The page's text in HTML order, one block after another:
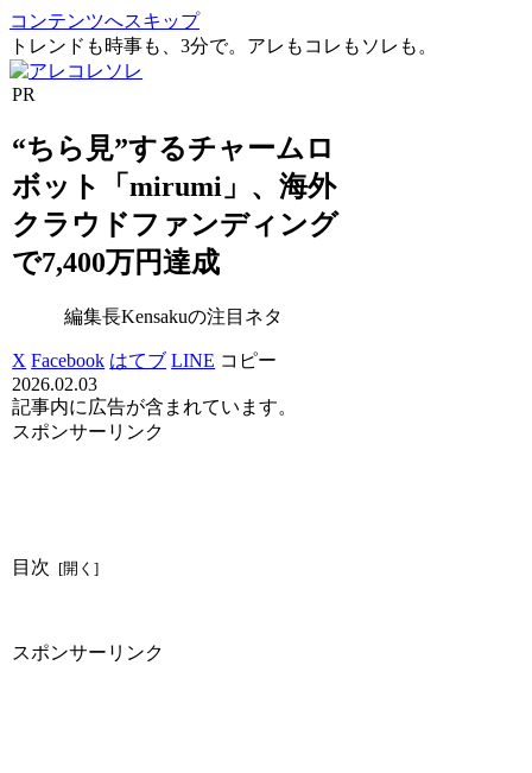
コンテンツへスキップ
トレンドも時事も、3分で。アレもコレもソレも。
PR
“ちら見”するチャームロ
ボット「mirumi」、海外
クラウドファンディング
で7,400万円達成
編集長Kensakuの注目ネタ
X Facebook はてブ LINE コピー
2026.02.03
記事内に広告が含まれています。
スポンサーリンク
目次
スポンサーリンク